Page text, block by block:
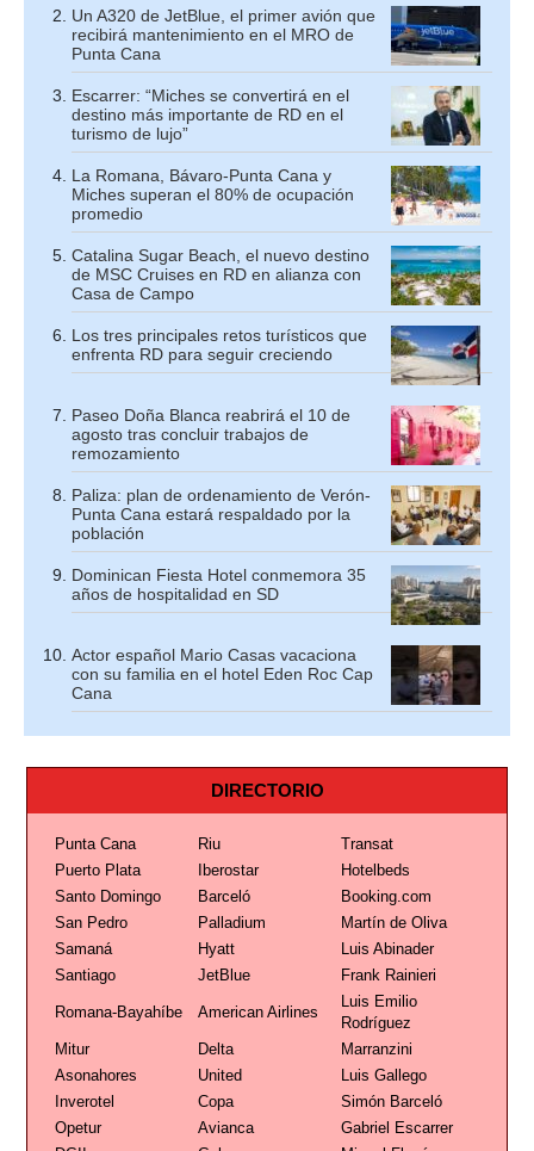
Un A320 de JetBlue, el primer avión que
recibirá mantenimiento en el MRO de
Punta Cana
Escarrer: “Miches se convertirá en el
destino más importante de RD en el
turismo de lujo”
La Romana, Bávaro-Punta Cana y
Miches superan el 80% de ocupación
promedio
Catalina Sugar Beach, el nuevo destino
de MSC Cruises en RD en alianza con
Casa de Campo
Los tres principales retos turísticos que
enfrenta RD para seguir creciendo
Paseo Doña Blanca reabrirá el 10 de
agosto tras concluir trabajos de
remozamiento
Paliza: plan de ordenamiento de Verón-
Punta Cana estará respaldado por la
población
Dominican Fiesta Hotel conmemora 35
años de hospitalidad en SD
Actor español Mario Casas vacaciona
con su familia en el hotel Eden Roc Cap
Cana
DIRECTORIO
Punta Cana Riu
Transat
Puerto Plata
Iberostar
Hotelbeds
Santo Domingo
Barceló
Booking.com
San Pedro
Palladium
Martín de Oliva
Samaná
Hyatt
Luis Abinader
Santiago
JetBlue Frank Rainieri
Romana-Bayahíbe American Airlines
Luis Emilio
Rodríguez
Mitur
Delta
Marranzini
Asonahores
United
Luis Gallego
Inverotel
Copa
Simón Barceló
Opetur
Avianca
Gabriel Escarrer